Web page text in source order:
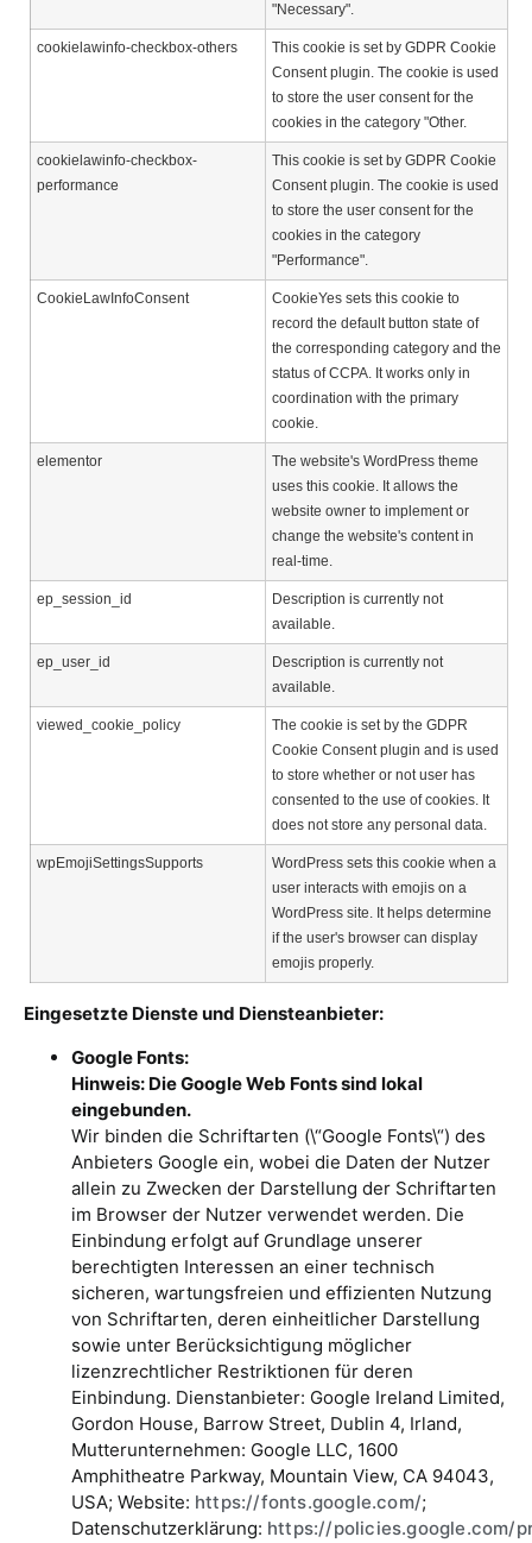
"Necessary".
cookielawinfo-checkbox-others
This cookie is set by GDPR Cookie
Consent plugin. The cookie is used
to store the user consent for the
cookies in the category "Other.
cookielawinfo-checkbox-
performance
This cookie is set by GDPR Cookie
Consent plugin. The cookie is used
to store the user consent for the
cookies in the category
"Performance".
CookieLawInfoConsent
CookieYes sets this cookie to
record the default button state of
the corresponding category and the
status of CCPA. It works only in
coordination with the primary
cookie.
elementor
The website's WordPress theme
uses this cookie. It allows the
website owner to implement or
change the website's content in
real-time.
ep_session_id
Description is currently not
available.
ep_user_id
Description is currently not
available.
viewed_cookie_policy
The cookie is set by the GDPR
Cookie Consent plugin and is used
to store whether or not user has
consented to the use of cookies. It
does not store any personal data.
wpEmojiSettingsSupports
WordPress sets this cookie when a
user interacts with emojis on a
WordPress site. It helps determine
if the user's browser can display
emojis properly.
Eingesetzte Dienste und Diensteanbieter:
Google Fonts:
Hinweis: Die Google Web Fonts sind lokal
eingebunden.
Wir binden die Schriftarten (\“Google Fonts\“) des
Anbieters Google ein, wobei die Daten der Nutzer
allein zu Zwecken der Darstellung der Schriftarten
im Browser der Nutzer verwendet werden. Die
Einbindung erfolgt auf Grundlage unserer
berechtigten Interessen an einer technisch
sicheren, wartungsfreien und effizienten Nutzung
von Schriftarten, deren einheitlicher Darstellung
sowie unter Berücksichtigung möglicher
lizenzrechtlicher Restriktionen für deren
Einbindung. Dienstanbieter: Google Ireland Limited,
Gordon House, Barrow Street, Dublin 4, Irland,
Mutterunternehmen: Google LLC, 1600
Amphitheatre Parkway, Mountain View, CA 94043,
USA; Website: https://fonts.google.com/;
Datenschutzerklärung: https://policies.google.com/